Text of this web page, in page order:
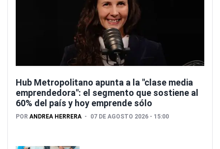
Hub Metropolitano apunta a la "clase media
emprendedora": el segmento que sostiene al
60% del país y hoy emprende sólo
POR ANDREA HERRERA 07 DE AGOSTO 2026 - 15:00